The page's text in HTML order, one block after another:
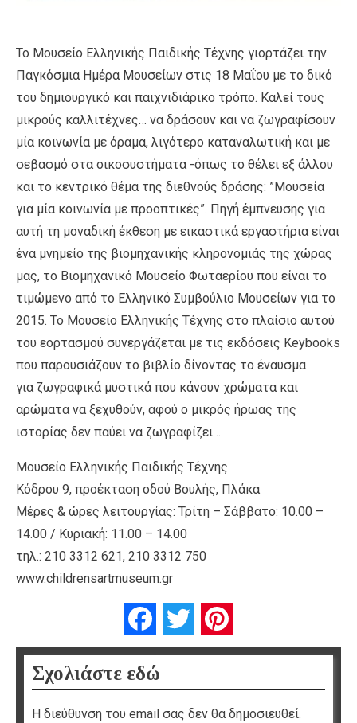
Το Μουσείο Ελληνικής Παιδικής Τέχνης γιορτάζει την
Παγκόσμια Ημέρα Μουσείων στις 18 Μαΐου με το δικό
του δημιουργικό και παιχνιδιάρικο τρόπο. Καλεί τους
μικρούς καλλιτέχνες… να δράσουν και να ζωγραφίσουν
μία κοινωνία με όραμα, λιγότερο καταναλωτική και με
σεβασμό στα οικοσυστήματα -όπως το θέλει εξ άλλου
και το κεντρικό θέμα της διεθνούς δράσης: ”Μουσεία
για μία κοινωνία με προοπτικές”. Πηγή έμπνευσης για
αυτή τη μοναδική έκθεση με εικαστικά εργαστήρια είναι
ένα μνημείο της βιομηχανικής κληρονομιάς της χώρας
μας, το Βιομηχανικό Μουσείο Φωταερίου που είναι το
τιμώμενο από το Ελληνικό Συμβούλιο Μουσείων για το
2015. Το Μουσείο Ελληνικής Τέχνης στο πλαίσιο αυτού
του εορτασμού συνεργάζεται με τις εκδόσεις Κeybooks
που παρουσιάζουν το βιβλίο δίνοντας το έναυσμα
για ζωγραφικά μυστικά που κάνουν χρώματα και
αρώματα να ξεχυθούν, αφού ο μικρός ήρωας της
ιστορίας δεν παύει να ζωγραφίζει…
Μουσείο Ελληνικής Παιδικής Τέχνης
Κόδρου 9, προέκταση οδού Βουλής, Πλάκα
Μέρες & ώρες λειτουργίας: Τρίτη – Σάββατο: 10.00 –
14.00 / Κυριακή: 11.00 – 14.00
τηλ.: 210 3312 621, 210 3312 750
www.childrensartmuseum.gr
FacebookTwitter
Σχολιάστε εδώ
Η διεύθυνση του email σας δεν θα δημοσιευθεί.